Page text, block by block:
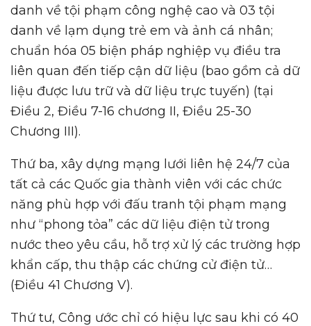
danh về tội phạm công nghệ cao và 03 tội
danh về lạm dụng trẻ em và ảnh cá nhân;
chuẩn hóa 05 biện pháp nghiệp vụ điều tra
liên quan đến tiếp cận dữ liệu (bao gồm cả dữ
liệu được lưu trữ và dữ liệu trực tuyến) (tại
Điều 2, Điều 7-16 chương II, Điều 25-30
Chương III).
Thứ ba, xây dựng mạng lưới liên hệ 24/7 của
tất cả các Quốc gia thành viên với các chức
năng phù hợp với đấu tranh tội phạm mạng
như “phong tỏa” các dữ liệu điện tử trong
nước theo yêu cầu, hỗ trợ xử lý các trường hợp
khẩn cấp, thu thập các chứng cử điện tử…
(Điều 41 Chương V).
Thứ tư, Công ước chỉ có hiệu lực sau khi có 40